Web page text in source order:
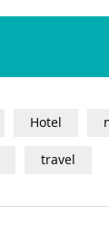
Hotel
travel